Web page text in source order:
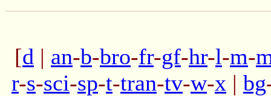
[d | an-b-bro-fr-gf-hr-l-m-
r-s-sci-sp-t-tran-tv-w-x | bg